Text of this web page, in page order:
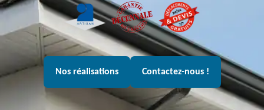
Nos réalisations Contactez-nous !